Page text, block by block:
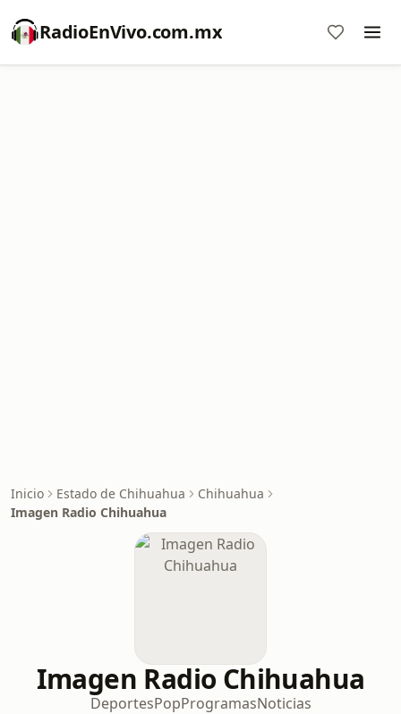
RadioEnVivo.com.mx
Inicio Estado de Chihuahua
Chihuahua
Imagen Radio Chihuahua
Imagen Radio Chihuahua
DeportesPopProgramasNoticias